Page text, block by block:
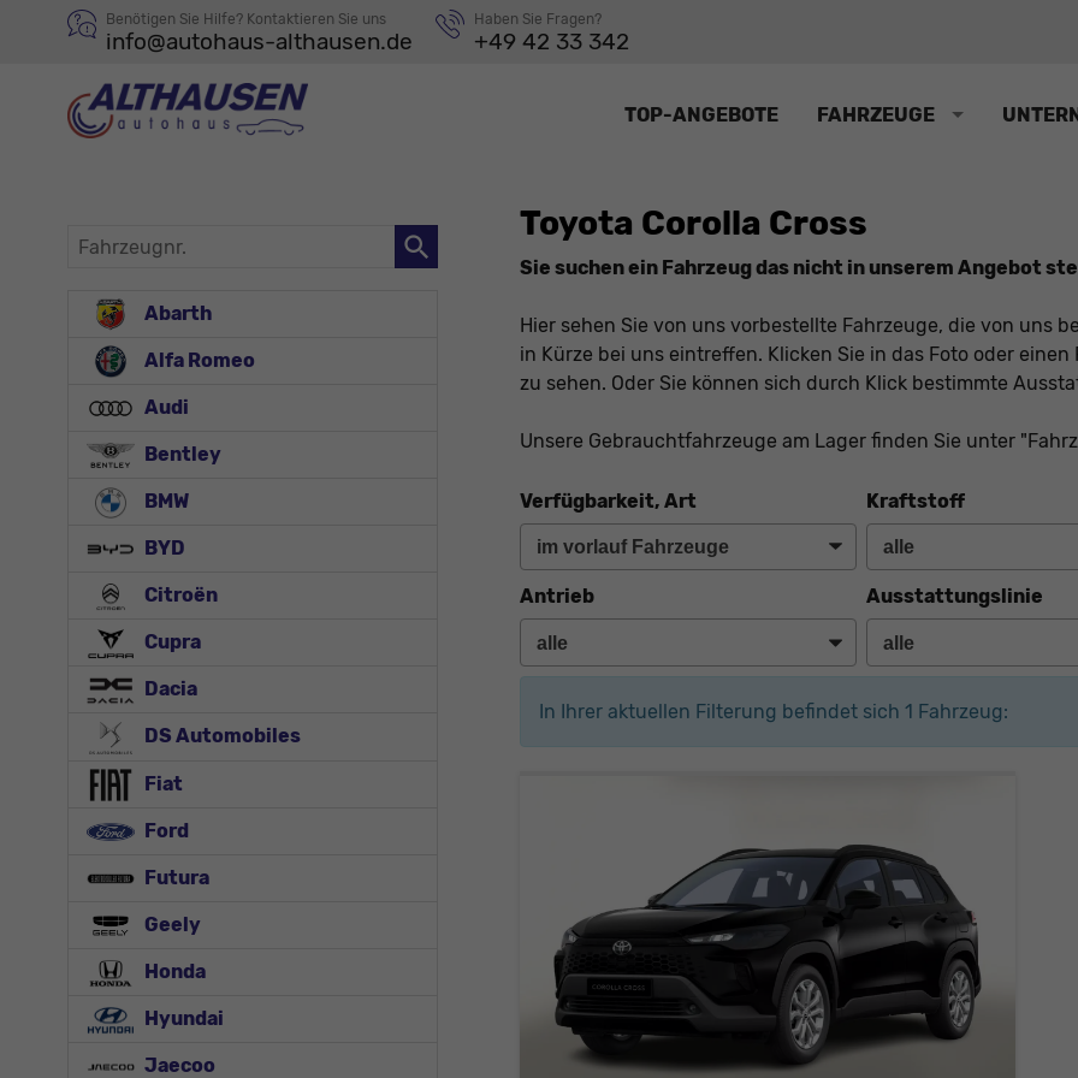
Benötigen Sie Hilfe? Kontaktieren Sie uns
info@autohaus-althausen.de
Haben Sie Fragen?
+49 42 33 342
TOP-ANGEBOTE FAHRZEUGE
Toyota Corolla Cross
Sie suchen ein Fahrzeug das nicht in unserem Angebot
Hier sehen Sie von uns vorbestellte Fahrzeuge, die von uns
in Kürze bei uns eintreffen. Klicken Sie in das Foto oder
zu sehen. Oder Sie können sich durch Klick bestimmte
Unsere Gebrauchtfahrzeuge am Lager finden Sie unter
Verfügbarkeit, Art Kraftstoff
Antrieb Ausstattungslinie
In Ihrer aktuellen Filterung befindet sich 1 Fahrzeug:
Fahrzeugnr.
Abarth
Alfa Romeo
Audi
Bentley
BMW
BYD
Citroën
Cupra
Dacia
DS Automobiles
Fiat
Ford
Futura
Geely
Honda
Hyundai
Jaecoo